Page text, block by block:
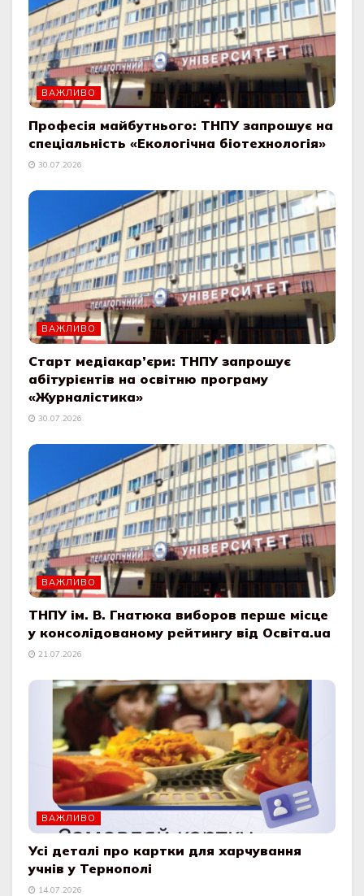
ВАЖЛИВО
Професія майбутнього: ТНПУ запрошує на
спеціальність «Екологічна біотехнологія»
30.07.2026
ВАЖЛИВО
Старт медіакар’єри: ТНПУ запрошує
абітурієнтів на освітню програму
«Журналістика»
30.07.2026
ВАЖЛИВО
ТНПУ ім. В. Гнатюка виборов перше місце
у консолідованому рейтингу від Освіта.ua
21.07.2026
ВАЖЛИВО
Усі деталі про картки для харчування
учнів у Тернополі
14.07.2026